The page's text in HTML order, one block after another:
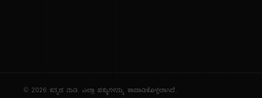
© 2026 ಕನ್ನಡ ನುಡಿ. ಎಲ್ಲಾ ಹಕ್ಕುಗಳನ್ನು ಕಾಪಾಡಿಕೊಳ್ಳಲಾಗಿದೆ.